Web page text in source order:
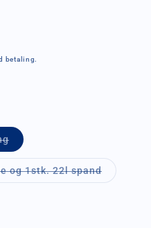
betaling.
ringVarianten
er
udsolgt
eller
utilgængelig
og 1stk. 22l spandVarianten